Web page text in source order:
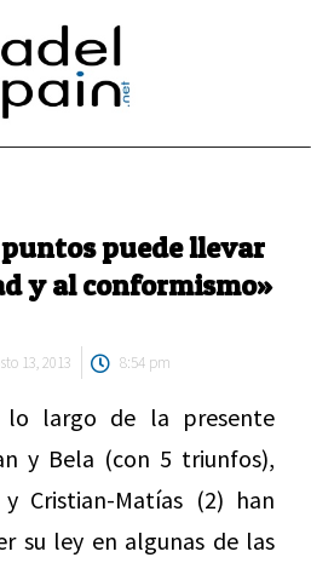
puede llevar
y al conformismo»
13, 2013 8:54 pm
lo largo de la presente
y Bela (con 5 triunfos),
Cristian-Matías (2) han
su ley en algunas de las